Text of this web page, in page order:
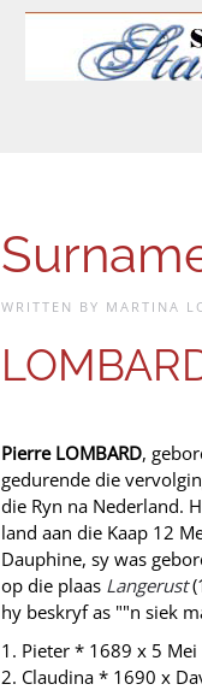
WRITTEN BY MARTINA
Pierre LOMBARD,
gedurende die
die Ryn na Nederland.
land aan die Kaap 12
Dauphine, sy was
op die plaas Langerust
hy beskryf as ""n siek
1. Pieter * 1689 x 5
2. Claudina * 1690 x